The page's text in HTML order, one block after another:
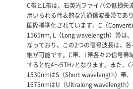
C帯とL帯は、石英光ファイバの低損失
用いられる代表的な光通信波長帯であ
国際標準化されています。C（
1565nm, L（Long wavelength）帯は
なっており、この2つの信号波長は、
継が可能です。C帯、L帯各々の信号帯
すると約4～5THzとなります。また、
1530nmはS（Short wavelength）帯
1675nmはU（Ultralong wavelength）